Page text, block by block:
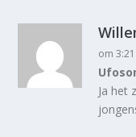
om
Ja het